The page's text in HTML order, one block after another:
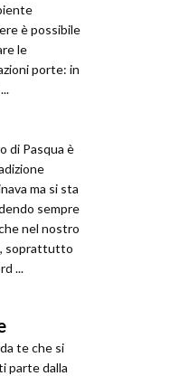
è possibile
le
porte: in
di Pasqua è
ma si sta
sempre
nel nostro
soprattutto
...
te che si
parte dalla